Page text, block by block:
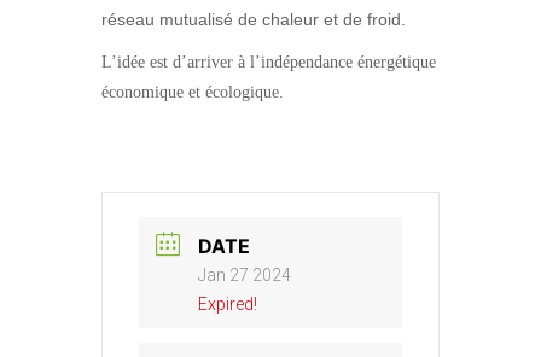
réseau mutualisé de chaleur et de froid.
L’idée est d’arriver à l’indépendance énergétique
économique et écologique.
DATE
Jan 27 2024
Expired!